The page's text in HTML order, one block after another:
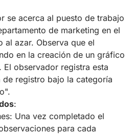
se acerca al puesto de trabajo
de marketing en el
al azar. Observa que el
en la creación de un gráfico
El observador registra esta
registro bajo la categoría
:
Una vez completado el
para cada